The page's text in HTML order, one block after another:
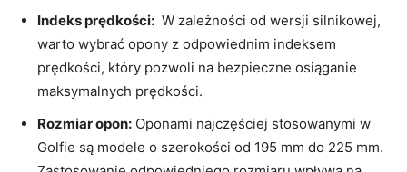
Indeks prędkości: ‌ W zależności ‍od​ wersji silnikowej,
warto⁢ wybrać opony z odpowiednim indeksem
prędkości, który pozwoli na⁤ bezpieczne osiąganie
maksymalnych prędkości.
Rozmiar opon: Oponami najczęściej stosowanymi w
Golfie są modele o szerokości od 195 mm do⁤ 225 mm.⁤